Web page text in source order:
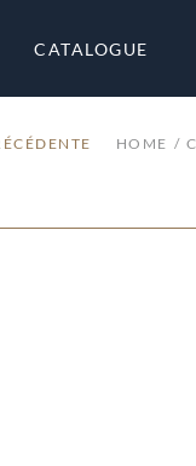
CATALOGUE
HOME